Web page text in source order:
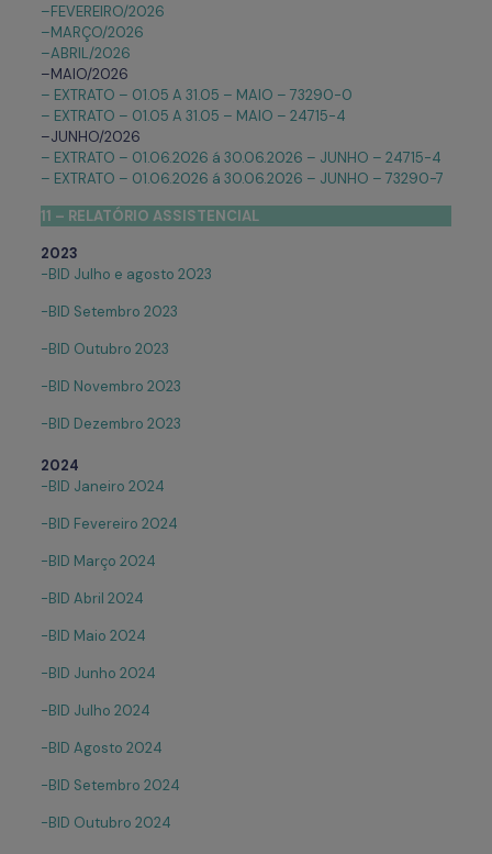
–FEVEREIRO/2026
–MARÇO/2026
–ABRIL/2026
–MAIO/2026
– EXTRATO – 01.05 A 31.05 – MAIO – 73290-0
– EXTRATO – 01.05 A 31.05 – MAIO – 24715-4
–JUNHO/2026
– EXTRATO – 01.06.2026 á 30.06.2026 – JUNHO – 24715-4
– EXTRATO – 01.06.2026 á 30.06.2026 – JUNHO – 73290-7
11 – RELATÓRIO ASSISTENCIAL
2023
-BID Julho e agosto 2023
-BID Setembro 2023
-BID Outubro 2023
-BID Novembro 2023
-BID Dezembro 2023
2024
-BID Janeiro 2024
-BID Fevereiro 2024
-BID Março 2024
-BID Abril 2024
-BID Maio 2024
-BID Junho 2024
-BID Julho 2024
-BID Agosto 2024
-BID Setembro 2024
-BID Outubro 2024